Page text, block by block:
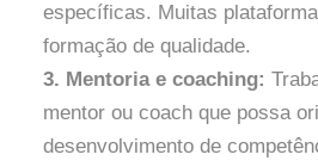
específicas. Muitas
formação de qualidade.
3. Mentoria e coaching:
mentor ou coach que possa
desenvolvimento de